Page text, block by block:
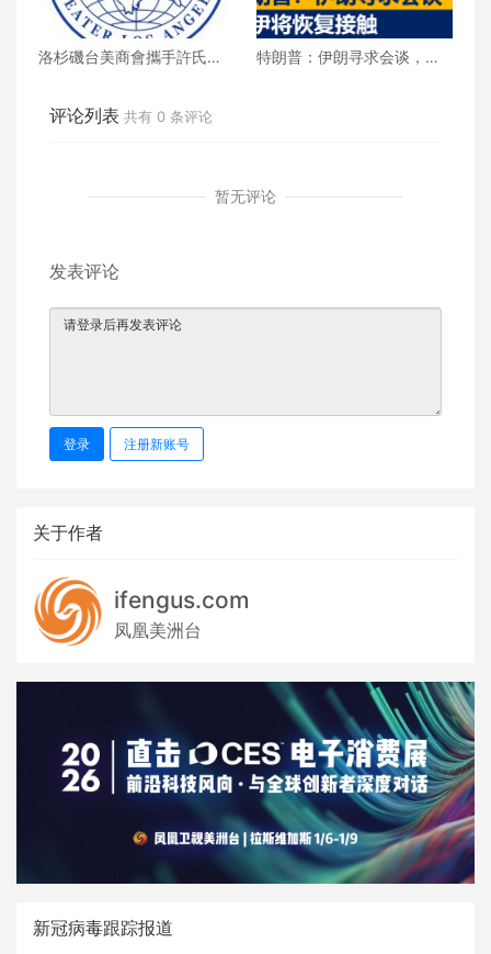
洛杉磯台美商會攜手許氏參
特朗普：伊朗寻求会谈，美
评论列表 共有 0 条评论
暂无评论
发表评论
登录 注册新账号
关于作者
ifengus.com
凤凰美洲台
新冠病毒跟踪报道